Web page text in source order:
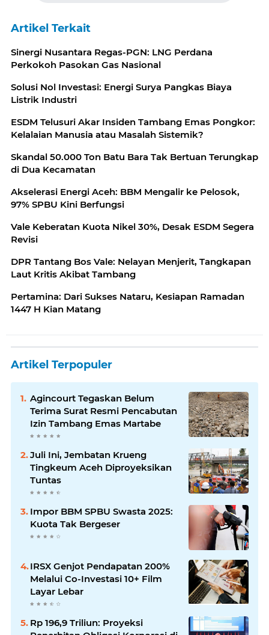
Artikel Terkait
Sinergi Nusantara Regas-PGN: LNG Perdana
Perkokoh Pasokan Gas Nasional
Solusi Nol Investasi: Energi Surya Pangkas Biaya
Listrik Industri
ESDM Telusuri Akar Insiden Tambang Emas Pongkor:
Kelalaian Manusia atau Masalah Sistemik?
Skandal 50.000 Ton Batu Bara Tak Bertuan Terungkap
di Dua Kecamatan
Akselerasi Energi Aceh: BBM Mengalir ke Pelosok,
97% SPBU Kini Berfungsi
Vale Keberatan Kuota Nikel 30%, Desak ESDM Segera
Revisi
DPR Tantang Bos Vale: Nelayan Menjerit, Tangkapan
Laut Kritis Akibat Tambang
Pertamina: Dari Sukses Nataru, Kesiapan Ramadan
1447 H Kian Matang
Artikel Terpopuler
Agincourt Tegaskan Belum
Terima Surat Resmi Pencabutan
Izin Tambang Emas Martabe
Juli Ini, Jembatan Krueng
Tingkeum Aceh Diproyeksikan
Tuntas
Impor BBM SPBU Swasta 2025:
Kuota Tak Bergeser
IRSX Genjot Pendapatan 200%
Melalui Co-Investasi 10+ Film
Layar Lebar
Rp 196,9 Triliun: Proyeksi